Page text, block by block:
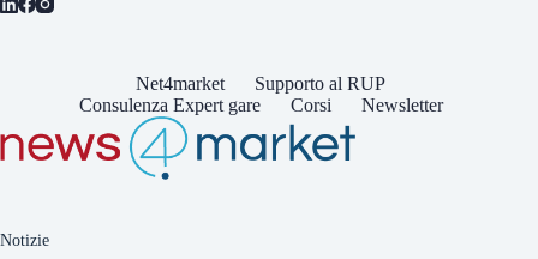
Net4market
Supporto al RUP
Consulenza Expert gare
Corsi Newsletter
Notizie